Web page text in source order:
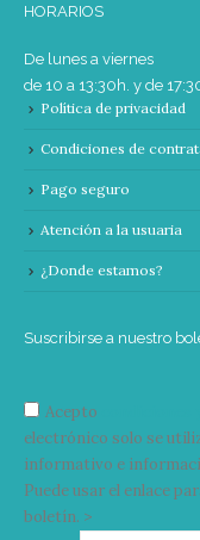
HORARIOS
De lunes a viernes
de 10 a 13:30h. y de
Política de privacidad
Condiciones de
Pago seguro
Atención a la usuaria
¿Donde estamos?
Suscribirse a nuestro
Acepto
electrónico solo se
informativo e
Puede usar el enlace
boletín. >